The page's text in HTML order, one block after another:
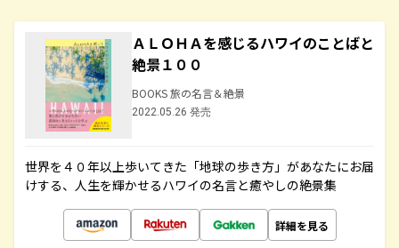
ＡＬＯＨＡを感じるハワイのことばと
絶景１００
BOOKS 旅の名言＆絶景
2022.05.26 発売
世界を４０年以上歩いてきた「地球の歩き方」があなたにお届
けする、人生を輝かせるハワイの名言と癒やしの絶景集
詳細を見る